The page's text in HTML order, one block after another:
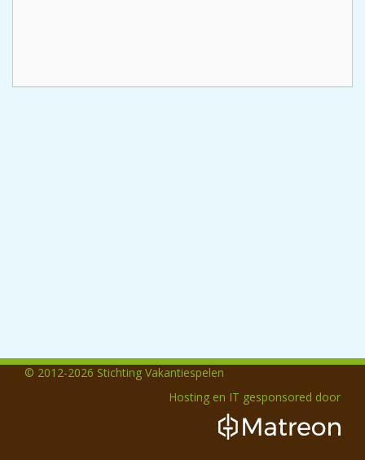
© 2012-2026 Stichting Vakantiespelen
Hosting en IT gesponsored door